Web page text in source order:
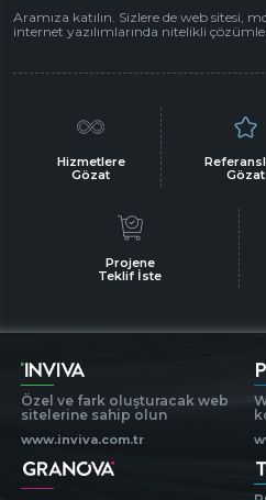
Aramıza katılın. Sizlere de web sitesi,
internet yazılımlarında nitelikli
Hizmetlere
Gözat
Gözat
Projene
Teklif İste
Özel ve fark oluşturacak web
sitelerine sahip olun
www.inviva.com.tr